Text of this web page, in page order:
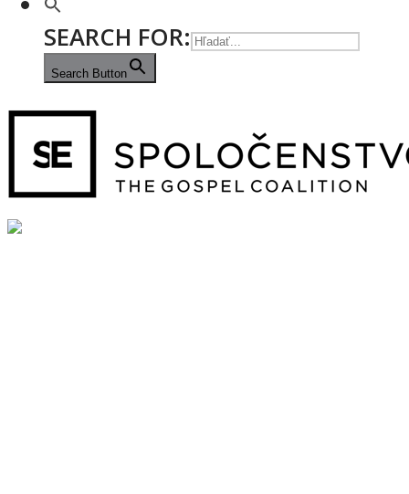
SEARCH FOR:
Search Button